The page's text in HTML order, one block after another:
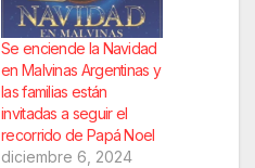
Se enciende la Navidad
en Malvinas Argentinas y
las familias están
invitadas a seguir el
recorrido de Papá Noel
diciembre 6, 2024